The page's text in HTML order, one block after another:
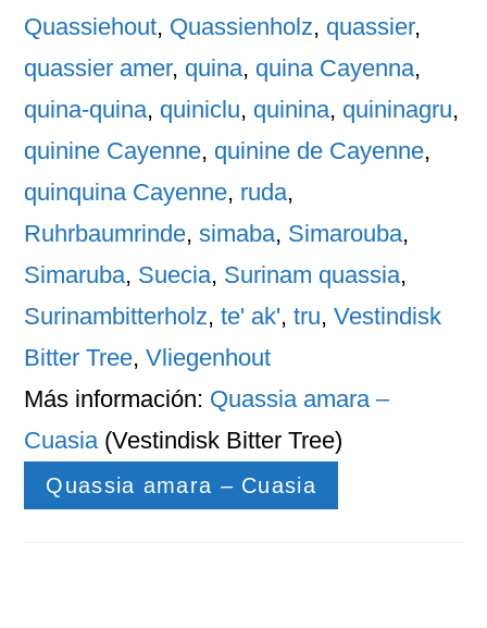
Quassiehout, Quassienholz, quassier,
quassier amer, quina, quina Cayenna,
quina-quina, quiniclu, quinina, quininagru,
quinine Cayenne, quinine de Cayenne,
quinquina Cayenne, ruda,
Ruhrbaumrinde,simaba, Simarouba,
Simaruba, Suecia, Surinam quassia,
Surinambitterholz,te' ak',tru,Vestindisk
Bitter Tree,Vliegenhout
Más información: Quassia amara –
Cuasia(Vestindisk Bitter Tree)
Quassia amara – Cuasia